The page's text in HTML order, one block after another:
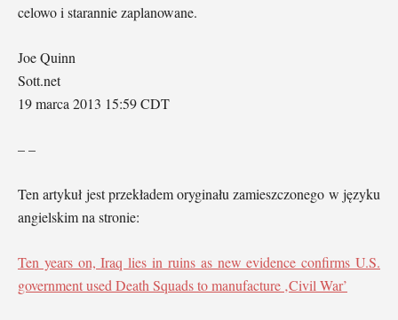
celowo i starannie zaplanowane.
Joe Quinn
Sott.net
19 marca 2013 15:59 CDT
– –
Ten artykuł jest przekładem oryginału zamieszczonego w języku
angielskim na stronie:
Ten years on, Iraq lies in ruins as new evidence confirms U.S.
government used Death Squads to manufacture ‚Civil War’